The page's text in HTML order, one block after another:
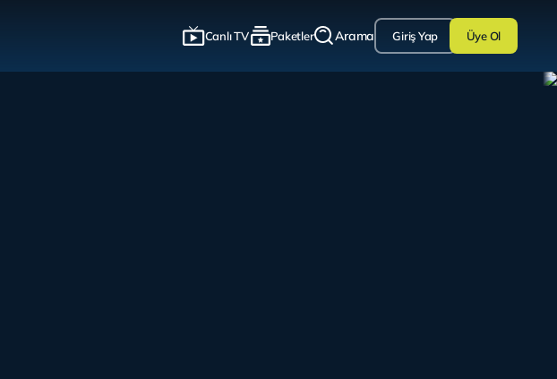
Canlı TV Paketler Arama Giriş Yap Üye Ol